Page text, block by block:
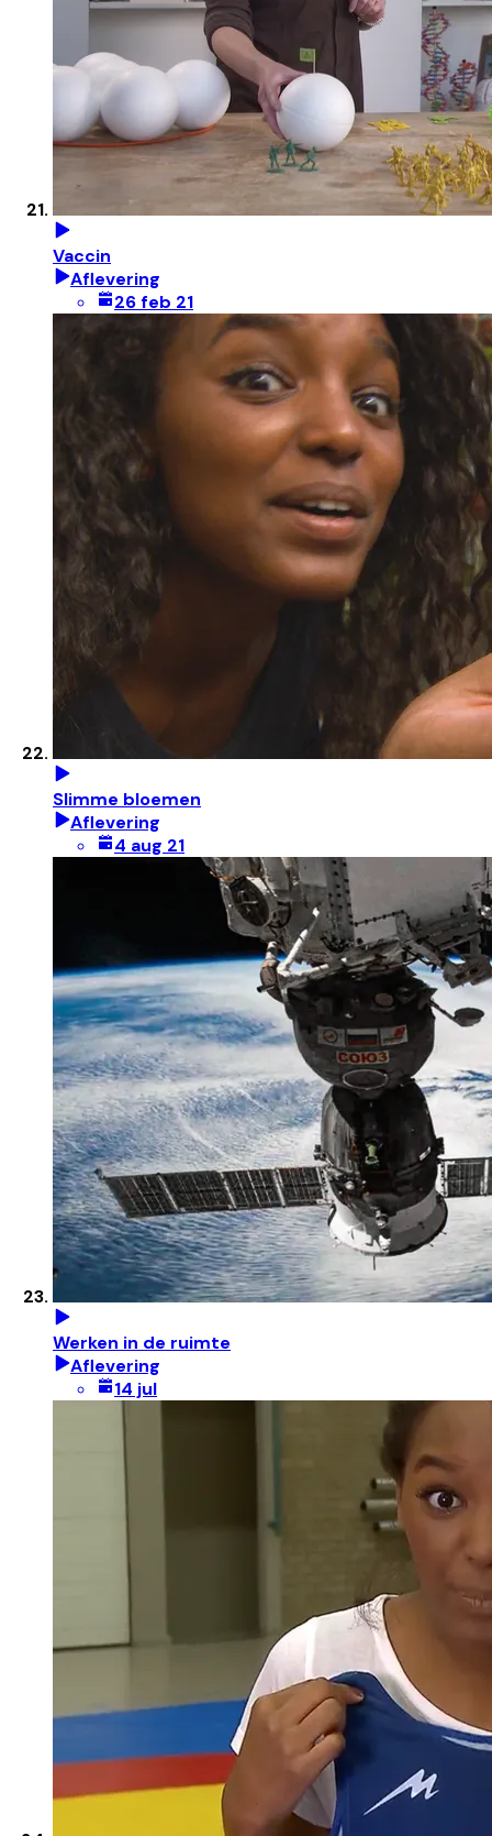
Vaccin
Aflevering
26 feb 21
Slimme bloemen
Aflevering
4 aug 21
Werken in de ruimte
Aflevering
14 jul